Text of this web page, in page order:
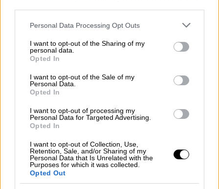
Please note that this website/app uses one or more Google
not limited to your visit or usage behaviour. You may click to
grant or deny consent to Google and its third-party tags to
use your data for below specified purposes in below Google
consent section.
Personal Data Processing Opt Outs
I want to opt-out of the Sharing of my
personal data.
Opted In
I want to opt-out of the Sale of my
Personal Data.
Opted In
I want to opt-out of processing my
Personal Data for Targeted Advertising.
Opted In
I want to opt-out of Collection, Use,
Retention, Sale, and/or Sharing of my
Personal Data that Is Unrelated with the
Purposes for which it was collected.
Opted Out
και δολοφονίες ανδρών, με απαγωγές
παιδιών, με βιασμούς γυναικών, με τη
λεηλασία περιουσιών των Ελλήνων της
αλλοιώσουν την εθνολογική εικόνα της
περιοχής με σκοπό στη συνέχεια να την
προσαρτήσουν στο κράτος τους. Τραγική
συνέπεια αυτής τους της τακτικής: πάνω
από 45.000 θύματα, που δεν χάθηκαν σε
μάχες πολέμου αλλά σε κατάσταση κατοχής,
υπήρξαν δηλαδή περισσότερα θύματα και
από την πρώτη (1912-1913) και από την τρίτη
(1941-1944) βουλγαρική κατοχή.